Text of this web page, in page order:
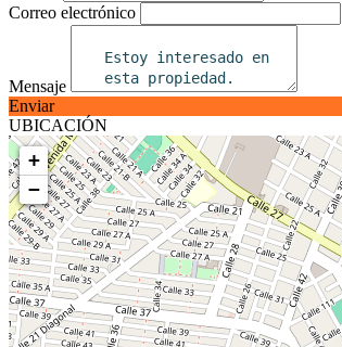
Correo electrónico
Mensaje
Enviar
UBICACIÓN
+
−